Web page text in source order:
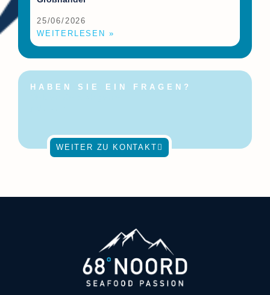
25/06/2026
WEITERLESEN »
HABEN SIE EIN FRAGEN?
WEITER ZU KONTAKT